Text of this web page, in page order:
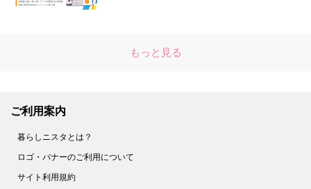
もっと見る
ご利用案内
暮らしニスタとは？
ロゴ・バナーのご利用について
サイト利用規約